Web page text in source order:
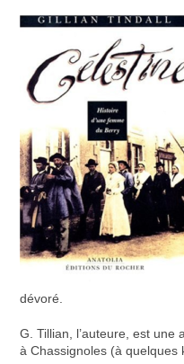
dévoré.
G. Tillian, l’auteure, est une
à Chassignoles (à quelques